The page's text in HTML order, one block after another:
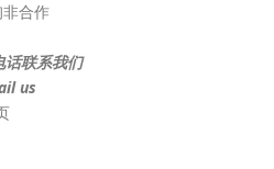
非合作
话联系我们
us